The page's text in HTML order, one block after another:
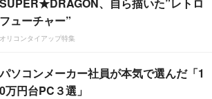
フューチャー”
オリコンタイアップ特集
パソコンメーカー社員が本気で選んだ「1
0万円台PC３選」